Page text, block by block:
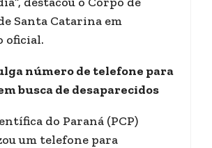
Santa Catarina em
oficial.
número de telefone para
busca de desaparecidos
do Paraná (PCP)
um telefone para